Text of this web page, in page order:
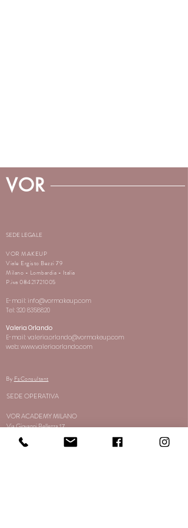
VOR
SEDE LEGALE
VOR MAKEUP
Viale Ergisto Bezzi 79
Milano - Lombardia - Italia
P.iva 08421721005
E-mail: info@vormakeup.com
Tel: 320 8358820
Valeria Orlando
E-mail: valeria.orlando@vormakeup.com
web: www.valeriaorlando.com
By FsConsultant
SEDE OPERATIVA
VOR ACADEMY MILANO
Via Giovanni Bellezza 17
Milano - Lombardia -Italia